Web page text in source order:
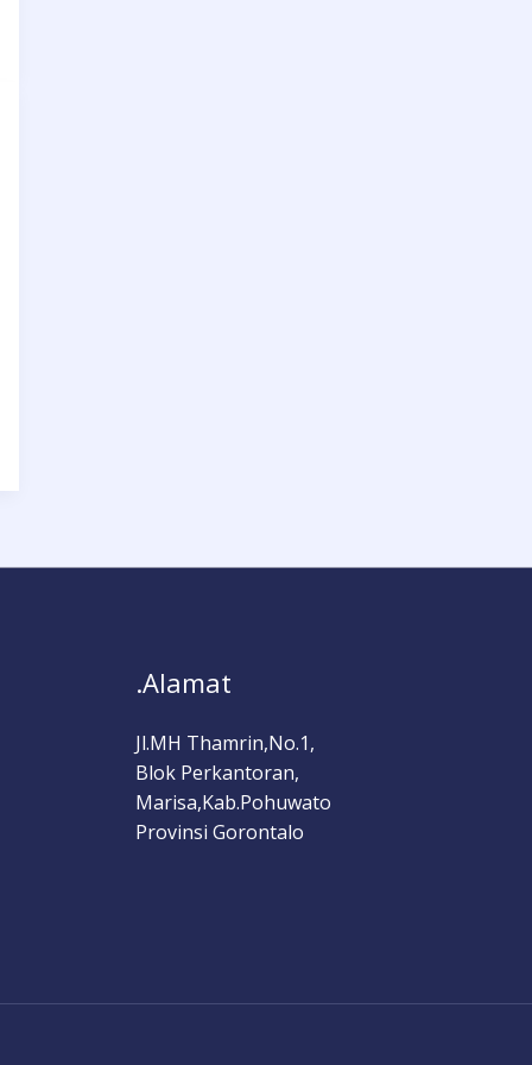
.Alamat
Jl.MH Thamrin,No.1,
Blok Perkantoran,
Marisa,Kab.Pohuwato
Provinsi Gorontalo